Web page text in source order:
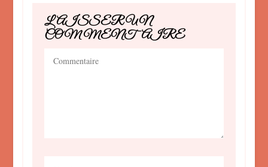
LAISSER UN
COMMENTAIRE